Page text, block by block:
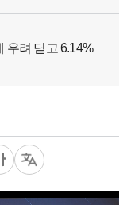
우려 딛고 6.14%